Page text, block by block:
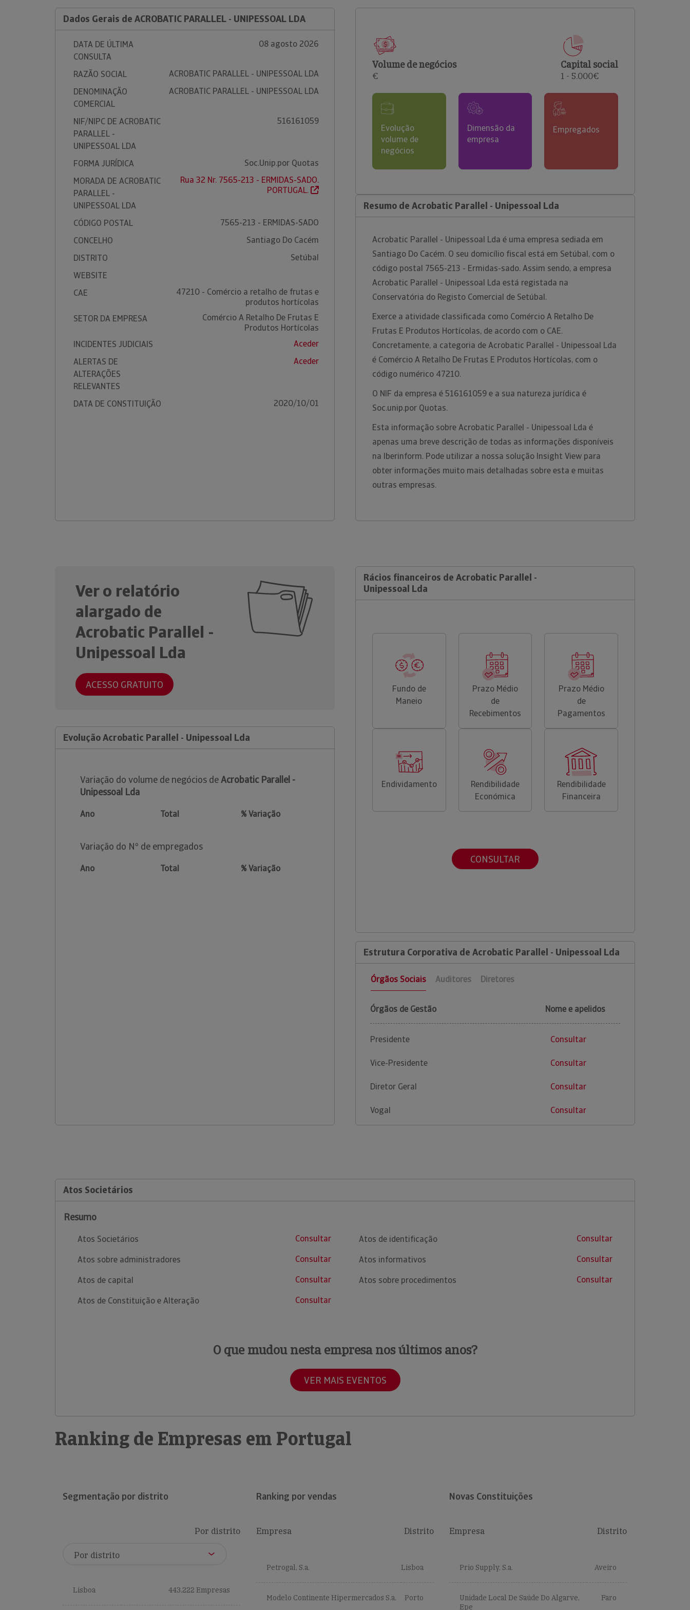
comerciais e analisar o risco de incumprimento dos
Dados Gerais de ACROBATIC PARALLEL - UNIPESSOAL LDA
DATA DE ÚLTIMA
CONSULTA
08 agosto 2026
RAZÃO SOCIAL
ACROBATIC PARALLEL - UNIPESSOAL LDA
DENOMINAÇÃO
COMERCIAL
ACROBATIC PARALLEL - UNIPESSOAL LDA
NIF/NIPC DE ACROBATIC
PARALLEL -
UNIPESSOAL LDA
516161059
FORMA JURÍDICA
Soc.Unip.por Quotas
MORADA DE ACROBATIC
PARALLEL -
UNIPESSOAL LDA
Rua 32 Nr. 7565-213 - ERMIDAS-SADO.
PORTUGAL.
CÓDIGO POSTAL
7565-213 - ERMIDAS-SADO
CONCELHO
Santiago Do Cacém
DISTRITO
Setúbal
WEBSITE
CAE
47210 - Comércio a retalho de frutas e
produtos hortícolas
SETOR DA EMPRESA
Comércio A Retalho De Frutas E
Produtos Hortícolas
INCIDENTES JUDICIAIS
Aceder
ALERTAS DE
ALTERAÇÕES
RELEVANTES
Aceder
DATA DE CONSTITUIÇÃO 2020/10/01
Volume de negócios
€
Capital social
1 - 5.000€
Evolução
volume de
negócios
Dimensão da
empresa
Empregados
Resumo de Acrobatic Parallel - Unipessoal Lda
Acrobatic Parallel - Unipessoal Lda é uma empresa sediada em
Santiago Do Cacém. O seu domicílio fiscal está em Setúbal, com o
código postal 7565-213 - Ermidas-sado. Assim sendo, a empresa
Acrobatic Parallel - Unipessoal Lda está registada na
Conservatória do Registo Comercial de Setúbal.
Exerce a atividade classificada como Comércio A Retalho De
Frutas E Produtos Hortícolas, de acordo com o CAE.
Concretamente, a categoria de Acrobatic Parallel - Unipessoal Lda
é Comércio A Retalho De Frutas E Produtos Hortícolas, com o
código numérico 47210.
O NIF da empresa é 516161059 e a sua natureza jurídica é
Soc.unip.por Quotas.
Esta informação sobre Acrobatic Parallel - Unipessoal Lda é
apenas uma breve descrição de todas as informações disponíveis
na Iberinform. Pode utilizar a nossa solução Insight View para
obter informações muito mais detalhadas sobre esta e muitas
outras empresas.
Ver o relatório
alargado de
Acrobatic Parallel -
Unipessoal Lda
ACESSO GRATUITO
Evolução Acrobatic Parallel - Unipessoal Lda
Variação do volume de negócios deAcrobatic Parallel -
Unipessoal Lda
Ano Total % Variação
Variação do Nº de empregados
Ano Total % Variação
Rácios financeiros de Acrobatic Parallel -
Unipessoal Lda
Fundo de
Maneio
Prazo Médio
de
Recebimentos
Prazo Médio
de
Pagamentos
Endividamento
Rendibilidade
Económica
Rendibilidade
Financeira
CONSULTAR
Estrutura Corporativa de Acrobatic Parallel - Unipessoal Lda
Órgãos Sociais Auditores Diretores
Órgãos de Gestão Nome e apelidos
Presidente Consultar
Vice-Presidente Consultar
Diretor Geral Consultar
Vogal Consultar
Atos Societários
Resumo
Atos Societários
Consultar
Atos sobre administradores
Consultar
Atos de capital
Consultar
Atos de Constituição e Alteração
Consultar
Atos de identificação
Consultar
Atos informativos
Consultar
Atos sobre procedimentos
Consultar
O que mudou nesta empresa nos últimos anos?
VER MAIS EVENTOS
Ranking de Empresas em Portugal
Segmentação por distrito
Por distrito
Lisboa 443,222 Empresas
Ranking por vendas
Empresa Distrito
Petrogal, S.a. Lisboa
Modelo Continente Hipermercados S.a. Porto
Novas Constituições
Empresa Distrito
Prio Supply, S.a. Aveiro
Unidade Local De Saúde Do Algarve,
Epe
Faro